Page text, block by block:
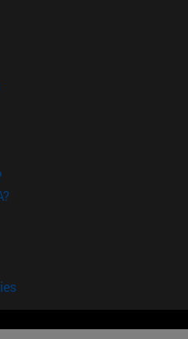
ventana)
(abre en nueva ventana)
en nueva ventana)